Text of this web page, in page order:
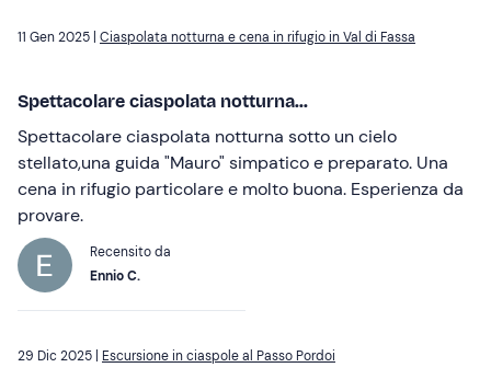
11 Gen 2025 | Ciaspolata notturna e cena in rifugio in Val di Fassa
Spettacolare ciaspolata notturna...
Spettacolare ciaspolata notturna sotto un cielo
stellato,una guida "Mauro" simpatico e preparato. Una
cena in rifugio particolare e molto buona. Esperienza da
provare.
Recensito da
Ennio C.
29 Dic 2025 | Escursione in ciaspole al Passo Pordoi